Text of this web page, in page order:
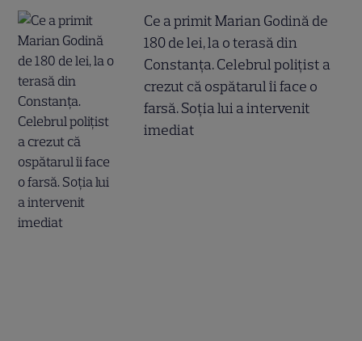
Ce a primit Marian Godină de
180 de lei, la o terasă din
Constanța. Celebrul polițist a
crezut că ospătarul îi face o
farsă. Soția lui a intervenit
imediat